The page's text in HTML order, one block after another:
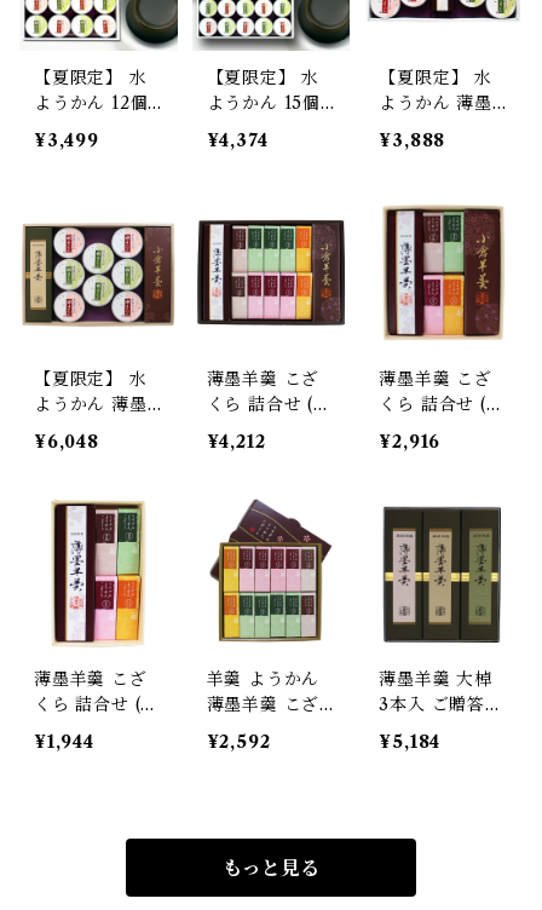
節限定/期間限
定】
【夏限定】 水
ようかん 12個
セット 【季節
限定/期間限
¥3,499
【夏限定】 水
ようかん 15個
セット 【季節
限定/期間限
¥4,374
【夏限定】 水
ようかん 薄墨
羊羹小棹 詰合
せ セット ギフ
品 贈り物 プレ
ゼント 【季節
限定/期間限
定】
¥3,888
【夏限定】 水
ようかん 薄墨
羊羹大棹 小倉
羊羹大棹 詰合
ト 贈答品 お中
元 プレゼント
【季節限定/期
間限定】
¥6,048
薄墨羊羹 こざ
くら 詰合せ (薄
墨羊羹小棹/小
倉羊羹/薄墨羊
本) 和菓子 デザ
ート スイーツ
贈り物 プレゼ
ント ギフト お
土産 お歳暮
¥4,212
薄墨羊羹 こざ
くら 詰合せ (薄
墨羊羹小棹/小
倉羊羹/薄墨羊
和菓子 デザー
ト スイーツ 贈
り物 プレゼン
ト ギフト お土
産 お歳暮
¥2,916
薄墨羊羹 こざ
くら 詰合せ (薄
墨羊羹小棹/薄
墨羊羹こざくら
¥1,944
羊羹 ようかん
薄墨羊羹 こざ
くら 12個入 ひ
とくち 一口 ミ
¥2,592
薄墨羊羹 大棹
3本入 ご贈答
ギフト プレゼ
ント 御中元 御
¥5,184
もっと見る